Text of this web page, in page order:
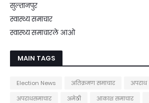
सुल्तानपुर
स्वास्थ्य समाचार
स्वास्थ्य समाचारले आओ
MAIN TAGS
Election News अतिक्रमण समाचार अपराध
अपराधसमाचार
अमेठी आकाश समाचार